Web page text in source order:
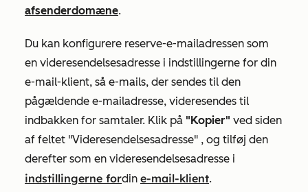
afsenderdomæne.
Du kan konfigurere reserve-e-mailadressen som
en videresendelsesadresse i indstillingerne for din
e-mail-klient, så e-mails, der sendes til den
pågældende e-mailadresse, videresendes til
indbakken for samtaler. Klik på "Kopier" ved siden
af feltet "Videresendelsesadresse" , og tilføj den
derefter som en videresendelsesadresse i
indstillingerne fordin e-mail-klient.